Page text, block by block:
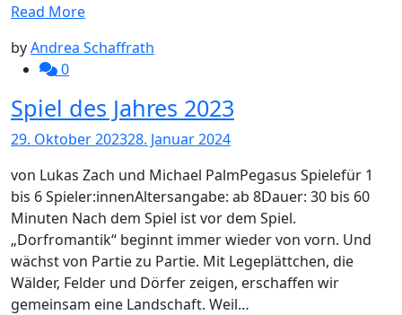
Read More
byAndrea Schaffrath
0
Spiel des Jahres 2023
29. Oktober 202328. Januar 2024
von Lukas Zach und Michael PalmPegasus Spielefür 1
bis 6 Spieler:innenAltersangabe: ab 8Dauer: 30 bis 60
Minuten Nach dem Spiel ist vor dem Spiel.
„Dorfromantik“ beginnt immer wieder von vorn. Und
wächst von Partie zu Partie. Mit Legeplättchen, die
Wälder, Felder und Dörfer zeigen, erschaffen wir
gemeinsam eine Landschaft. Weil…